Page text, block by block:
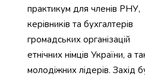
практикум для членів РНУ,
керівників та бухгалтерів
громадських організацій
етнічних німців України, а
молодіжних лідерів. Захід